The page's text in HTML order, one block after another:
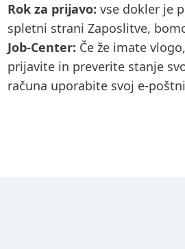
Rok za prijavo: vse dokler je
spletni strani Zaposlitve,
Job-Center: Če že imate
prijavite in preverite stanje
računa uporabite svoj e-